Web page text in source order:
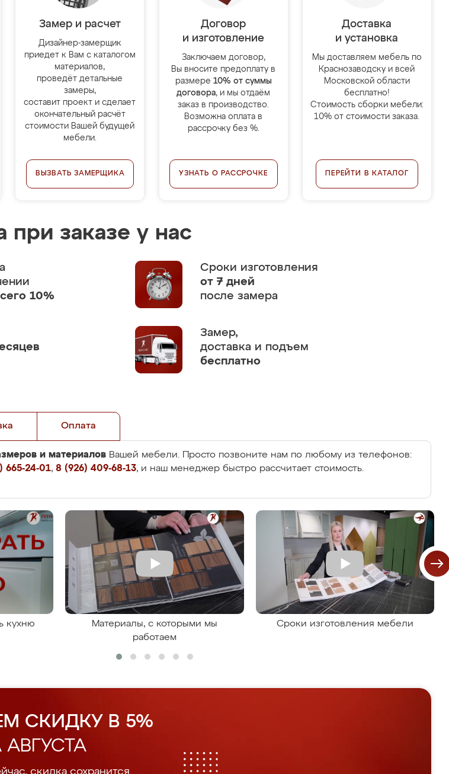
Замер и расчет
Дизайнер-замерщик
приедет к Вам с каталогом
материалов,
проведёт детальные
замеры,
составит проект и сделает
окончательный расчёт
стоимости Вашей будущей
мебели.
ВЫЗВАТЬ ЗАМЕРЩИКА
Договор
и изготовление
Заключаем договор,
Вы вносите предоплату в
размере 10% от суммы
договора, и мы отдаём
заказ в производство.
Возможна оплата в
рассрочку без %.
УЗНАТЬ О РАССРОЧКЕ
Доставка
и установка
Мы доставляем мебель по
Краснозаводску и всей
Московской области
бесплатно!
Стоимость сборки мебели:
10% от стоимости заказа.
ПЕРЕЙТИ В КАТАЛОГ
при заказе у нас
10%
Сроки изготовления
от 7 дней
после замера
Замер,
доставка и подъем
бесплатно
Оплата
и материалов Вашей мебели. Просто позвоните нам по любому из телефонов:
665-24-01, 8 (926) 409-68-13, и наш менеджер быстро рассчитает стоимость.
кухню
Материалы, с которыми мы
работаем
Сроки изготовления мебели
СКИДКУ В 5%
скидка сохранится.